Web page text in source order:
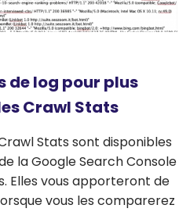
de log pour plus
Crawl Stats
Stats sont disponibles
la Google Search Console
Elles vous apporteront de
vous les comparerez